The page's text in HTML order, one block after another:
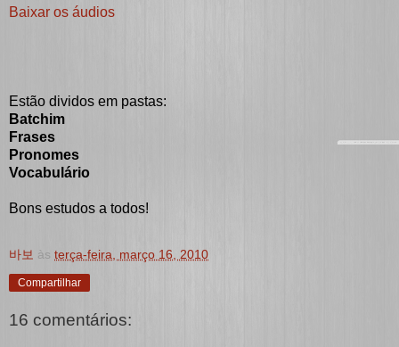
Baixar os áudios
Estão dividos em pastas:
Batchim
Frases
Pronomes
Vocabulário
Bons estudos a todos!
바보 às terça-feira, março 16, 2010
Compartilhar
16 comentários: